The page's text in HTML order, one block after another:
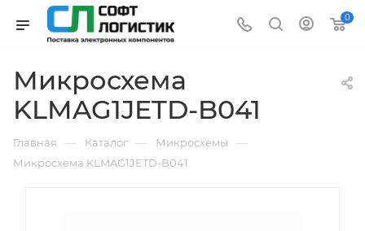
0
Микросхема
KLMAG1JETD-B041
Главная — Каталог — Микросхемы —
Микросхема KLMAG1JETD-B041